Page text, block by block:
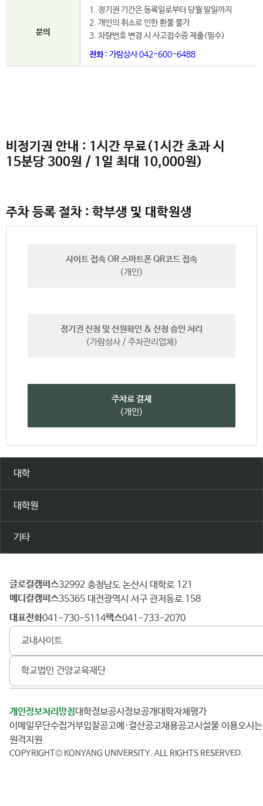
문의
1. 정기권 기간은 등록일로부터 당월 말일까지
2. 개인의 취소로 인한 환불 불가
3. 차량번호 변경 시 사고접수증 제출(필수)
전화: 가람상사 042-600-6488
비정기권 안내 : 1시간 무료(1시간 초과 시
15분당 300원 / 1일 최대 10,000원)
주차 등록 절차 : 학부생 및 대학원생
사이트 접속 OR 스마트폰 QR코드 접속
(개인)
정기권 신청 및 신원확인 & 신청 승인 처리
(가람상사 / 주차관리업체)
주차료 결제
(개인)
대학
대학원
기타
건
양
대
학
글로컬캠퍼스 32992 충청남도 논산시 대학로 121
메디컬캠퍼스 35365 대전광역시 서구 관저동로 158
대표전화 041-730-5114 팩스 041-733-2070
교내사이트
학교법인 건양교육재단
개인정보처리방침 대학정보공시 정보공개
대학자체평가
이메일무단수집거부
입찰공고 예·결산공고 채용공고 시설물 이용
오시
원격지원
COPYRIGHT© KONYANG UNIVERSITY. ALL RIGHTS RESERVED.